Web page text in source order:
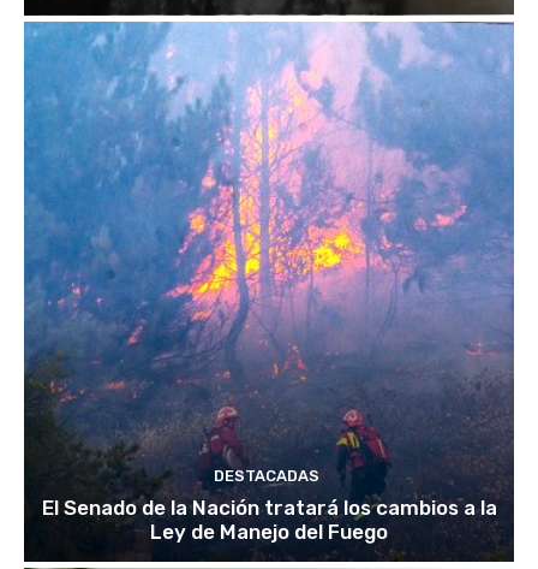
DESTACADAS
El Senado de la Nación tratará los cambios a la
Ley de Manejo del Fuego